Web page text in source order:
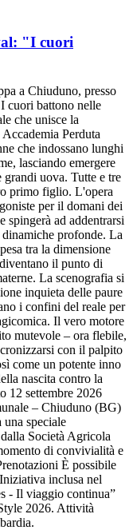
"I cuori
a Chiuduno, presso
cuori battono nelle
che unisce la
Perduta
che indossano lunghi
lasciando emergere
grandi uova. Tutte e tre
primo figlio. L'opera
per il domani dei
spingerà ad addentrarsi
profonde. La
tra la dimensione
il punto di
La scenografia si
inquieta delle paure
i confini del reale per
Il vero motore
mutevole – ora flebile,
con il palpito
come un potente inno
nascita contro la
12 settembre 2026
– Chiuduno (BG)
una speciale
Società Agricola
di convivialità e
È possibile
inclusa nel
- Il viaggio continua”
2026. Attività